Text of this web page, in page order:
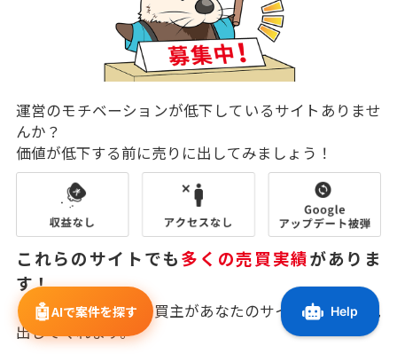
運営のモチベーションが低下しているサイトありませ
んか？
価値が低下する前に売りに出してみましょう！
これらのサイトでも多くの売買実績がありま
す！
ラッコM&Aの幅広い買主があなたのサイトに価値を見
出してくれます。
🤖AIで案件を探す